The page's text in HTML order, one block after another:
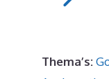
Thema’s: